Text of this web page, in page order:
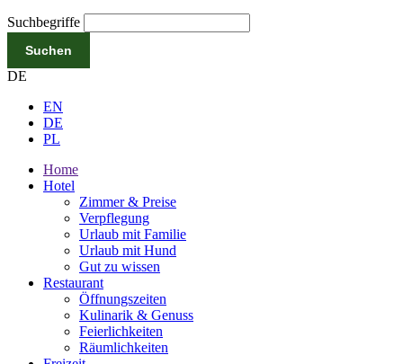
Suchbegriffe
Suchen
DE
EN
DE
PL
Home
Hotel
Zimmer & Preise
Verpflegung
Urlaub mit Familie
Urlaub mit Hund
Gut zu wissen
Restaurant
Öffnungszeiten
Kulinarik & Genuss
Feierlichkeiten
Räumlichkeiten